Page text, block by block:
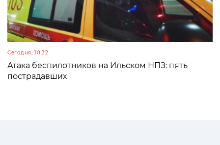
Сегодня, 10:32
Атака беспилотников на Ильском НПЗ: пять
пострадавших